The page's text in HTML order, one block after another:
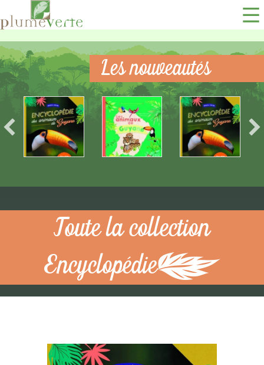
Les nouveautés
Toute la collection
Encyclopédie